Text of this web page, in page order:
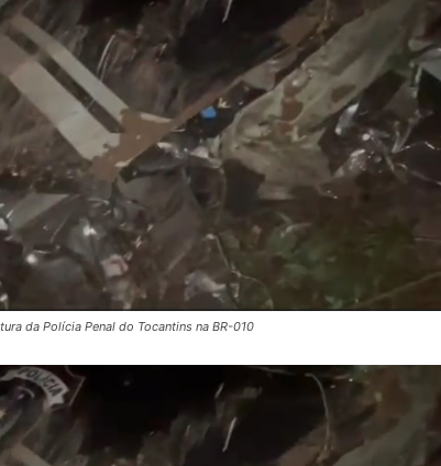
da Polícia Penal do Tocantins na BR-010